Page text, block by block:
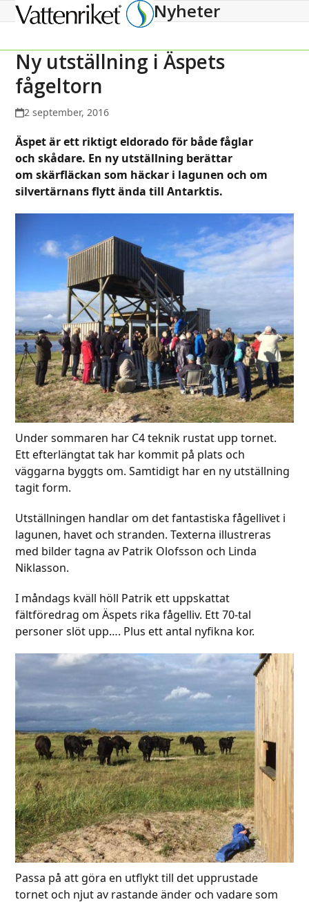
Open
menu
Close
menu
Nyheter
Ny utställning i Äspets
fågeltorn
2 september, 2016
Äspet är ett riktigt eldorado för både fåglar
och skådare. En ny utställning berättar
om skärfläckan som häckar i lagunen och om
silvertärnans flytt ända till Antarktis.
Under sommaren har C4 teknik rustat upp tornet.
Ett efterlängtat tak har kommit på plats och
väggarna byggts om. Samtidigt har en ny utställning
tagit form.
Utställningen handlar om det fantastiska fågellivet i
lagunen, havet och stranden. Texterna illustreras
med bilder tagna av Patrik Olofsson och Linda
Niklasson.
I måndags kväll höll Patrik ett uppskattat
fältföredrag om Äspets rika fågelliv. Ett 70-tal
personer slöt upp…. Plus ett antal nyfikna kor.
Passa på att göra en utflykt till det upprustade
tornet och njut av rastande änder och vadare som